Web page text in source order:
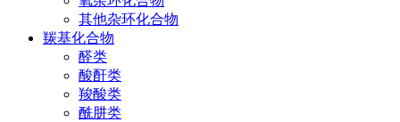
其他杂环化合物
羰基化合物
醛类
酸酐类
羧酸类
酰肼类